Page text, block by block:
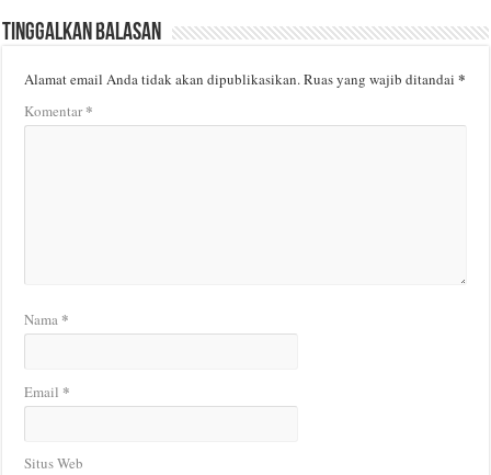
Tinggalkan Balasan
Alamat email Anda tidak akan dipublikasikan.Ruas yang wajib ditandai*
Komentar*
Nama *
Email *
Situs Web